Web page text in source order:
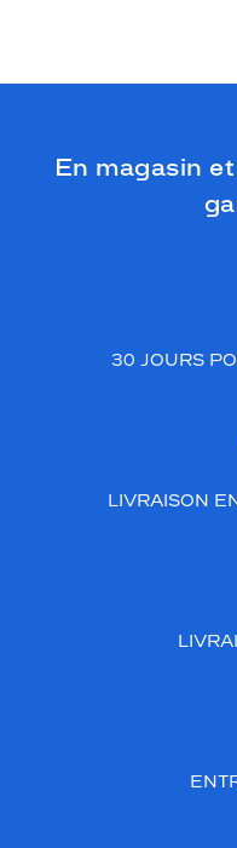
En magasin
30 JOURS
LIVRAISON